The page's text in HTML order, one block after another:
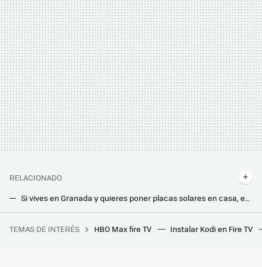
RELACIONADO
Si vives en Granada y quieres poner placas solares en casa, este mapa te dice cuántas, cómo y dónde instalarlas
Paneles solares que den el doble de energía es la apuesta de estos científicos japoneses para el futuro. Así pretenden conseguirlo
El mayor infierno cartográfico de España se llama Albarracín. También es el mejor enclave para ver el eclipse
TEMAS DE INTERÉS HBO Max fire TV Instalar Kodi en Fire TV